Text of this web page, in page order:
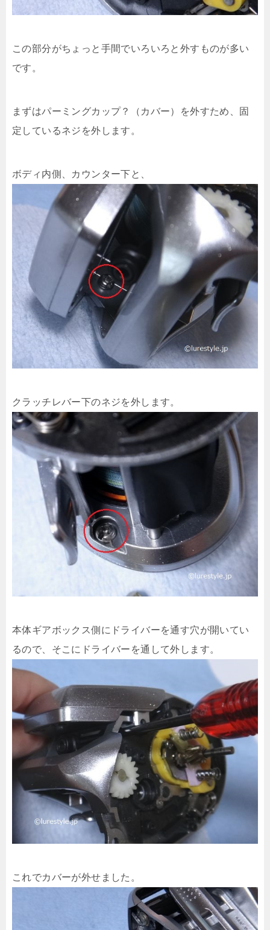
この部分がちょっと手間でいろいろと外すものが多い
です。
まずはパーミングカップ？（カバー）を外すため、固
定しているネジを外します。
ボディ内側、カウンター下と、
クラッチレバー下のネジを外します。
本体ギアボックス側にドライバーを通す穴が開いてい
るので、そこにドライバーを通して外します。
これでカバーが外せました。